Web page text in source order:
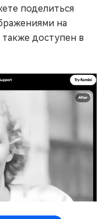
поделиться
на
доступен в